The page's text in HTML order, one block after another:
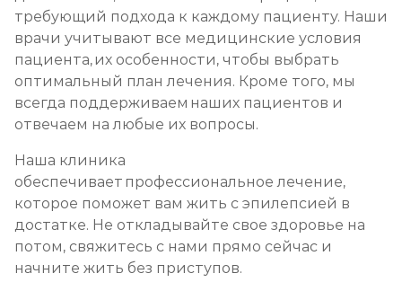
требующий подхода к каждому пациенту. Наши
врачи учитывают все медицинские условия
пациента, их особенности, чтобы выбрать
оптимальный план лечения. Кроме того, мы
всегда поддерживаем наших пациентов и
отвечаем на любые их вопросы.
Наша клиника
обеспечивает профессиональное лечение,
которое поможет вам жить с эпилепсией в
достатке. Не откладывайте свое здоровье на
потом, свяжитесь с нами прямо сейчас и
начните жить без приступов.